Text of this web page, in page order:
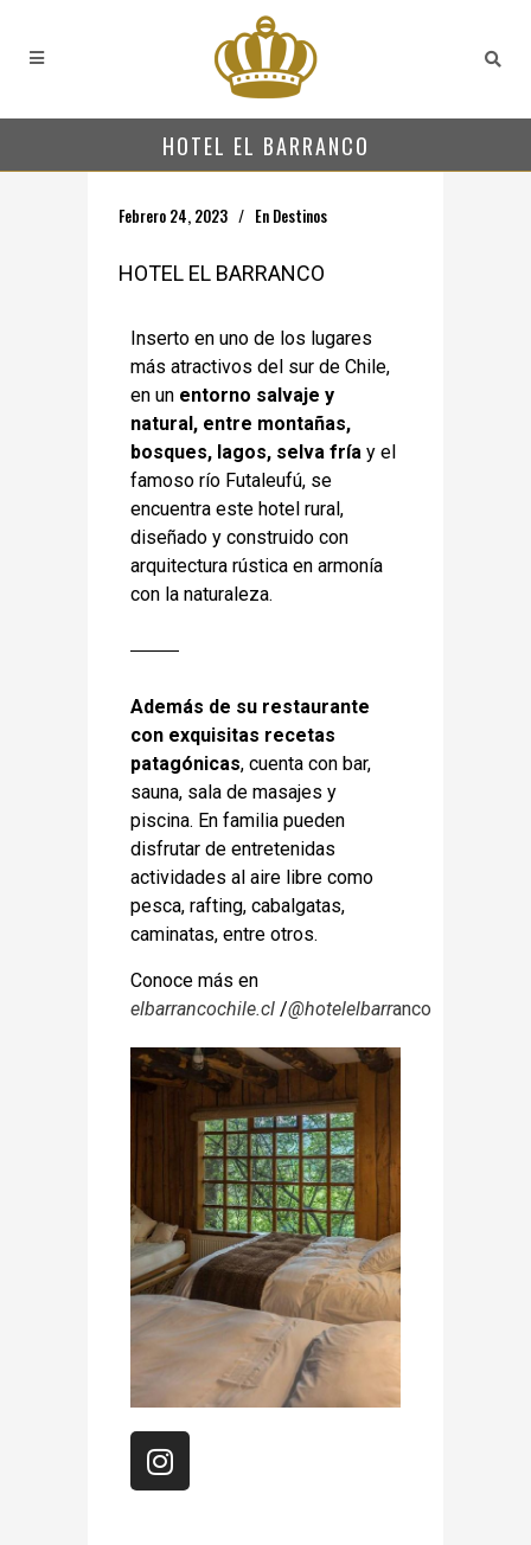
HOTEL EL BARRANCO
Febrero 24, 2023 En Destinos
HOTEL EL BARRANCO
Inserto en uno de los lugares
más atractivos del sur de Chile,
en un entorno salvaje y
natural, entre montañas,
bosques, lagos, selva fría y el
famoso río Futaleufú, se
encuentra este hotel rural,
diseñado y construido con
arquitectura rústica en armonía
con la naturaleza.
Además de su restaurante
con exquisitas recetas
patagónicas, cuenta con bar,
sauna, sala de masajes y
piscina. En familia pueden
disfrutar de entretenidas
actividades al aire libre como
pesca, rafting, cabalgatas,
caminatas, entre otros.
Conoce más en
elbarrancochile.cl /@hotelelbarranco